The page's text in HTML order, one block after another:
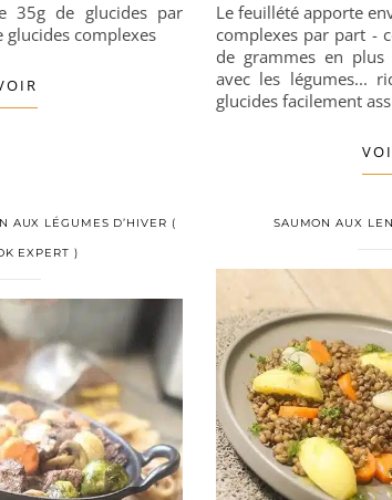
35g de glucides par
glucides complexes
Le feuillété apporte
complexes par part -
de grammes en plus
avec les légumes...
glucides facilement
AUX LÉGUMES D’HIVER (
EXPERT )
SAUMON AUX